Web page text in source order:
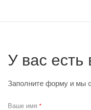
У вас есть
Заполните форму и мы
Ваше имя *